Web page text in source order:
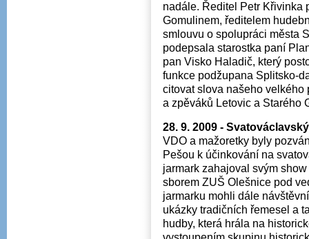
nadále. Ředitel Petr Křivinka
Gomulinem, ředitelem
smlouvu o spolupráci města
podepsala starostka paní
pan Visko Haladič, který
funkce podžupana Splitsko-
citovat slova našeho velkého
a zpěváků Letovic a Starého
28. 9. 2009 -
VDO a mažoretky byly
Pešou k účinkování na
jarmark zahajoval svým
sborem ZUŠ Olešnice pod
jarmarku mohli dále
ukázky tradičních řemesel a
hudby, která hrála na